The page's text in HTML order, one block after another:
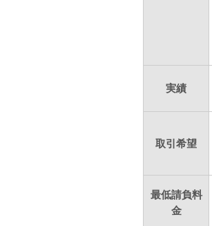
実績
取引希望
最低請負料
金